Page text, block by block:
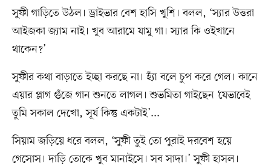
সুফী গাড়িতে উঠল। ড্রাইভার বেশ হাসি খুশি। বলল, ‘স্যার উত্তরা
আইজকা জ্যাম নাই। খুব আরামে যামু গা। স্যার কি ওইখানে
থাকেন?’
সুফীর কথা বাড়াতে ইচ্ছা করছে না। হ্যাঁ বলে চুপ করে গেল। কানে
এয়ার প্লাগ গুঁজে গান শুনতে লাগল। শুভমিতা গাইছেন ‘যেভাবেই
তুমি সকাল দেখো, সূর্য কিন্তু একটাই’...
সিয়াম জড়িয়ে ধরে বলল, ‘সুফী তুই তো পুরাই দরবেশ হয়ে
গেসোস। দাড়ি তোকে খুব মানাইসে। সব সাদা।’ সুফী হাসল।